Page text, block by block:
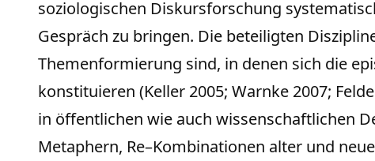
soziologischen Diskursforschung
Gespräch zu bringen. Die beteiligten
Themenformierung sind, in denen sich die
konstituieren (Keller 2005; Warnke 2007;
in öffentlichen wie auch wissenschaftlichen
Metaphern, Re–Kombinationen alter und